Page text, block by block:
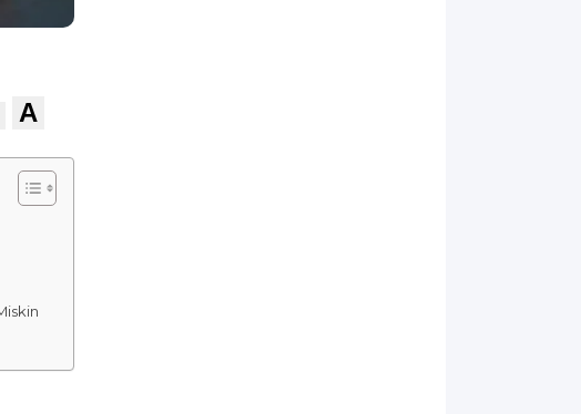
A